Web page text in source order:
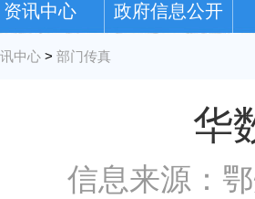
资讯中心 政府信息公开
中心 > 部门传真
华
信息来源：